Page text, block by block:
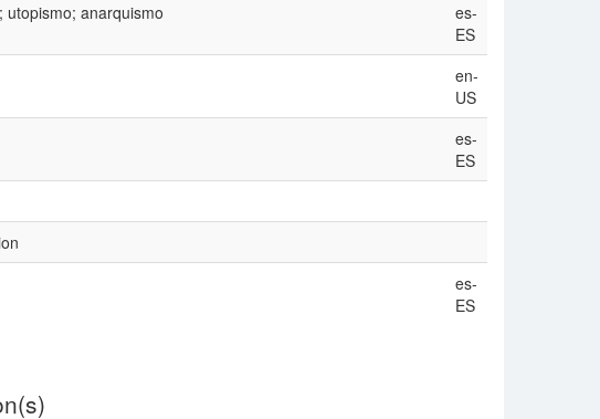
utopismo; anarquismo
es-
ES
en-
US
es-
ES
es-
ES